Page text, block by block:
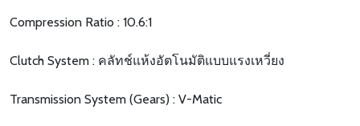
Compression Ratio : 10.6:1
Clutch System : คลัทช์แห้งอัตโนมัติแบบแรงเหวี่ยง
Transmission System (Gears) : V-Matic